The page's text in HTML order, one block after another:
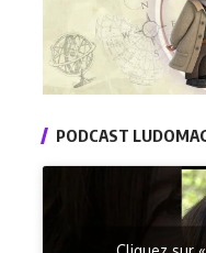
PODCAST